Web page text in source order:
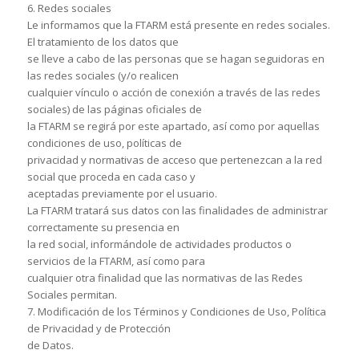
6. Redes sociales
Le informamos que la FTARM está presente en redes sociales.
El tratamiento de los datos que
se lleve a cabo de las personas que se hagan seguidoras en
las redes sociales (y/o realicen
cualquier vínculo o acción de conexión a través de las redes
sociales) de las páginas oficiales de
la FTARM se regirá por este apartado, así como por aquellas
condiciones de uso, políticas de
privacidad y normativas de acceso que pertenezcan a la red
social que proceda en cada caso y
aceptadas previamente por el usuario.
La FTARM tratará sus datos con las finalidades de administrar
correctamente su presencia en
la red social, informándole de actividades productos o
servicios de la FTARM, así como para
cualquier otra finalidad que las normativas de las Redes
Sociales permitan.
7. Modificación de los Términos y Condiciones de Uso, Política
de Privacidad y de Protección
de Datos.